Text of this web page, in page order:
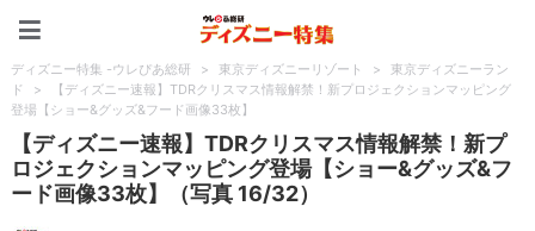
ディズニー特集 -ウレぴあ総研 > 東京ディズニーリゾート >
東京ディズニーラン
ド
>
【ディズニー速報】TDRクリスマス情報解禁！新プロジェクションマッピング
登場【ショー&グッズ&フード画像33枚】
【ディズニー速報】TDRクリスマス情報解禁！新プ
ロジェクションマッピング登場【ショー&グッズ&フ
ード画像33枚】（写真 16/32）